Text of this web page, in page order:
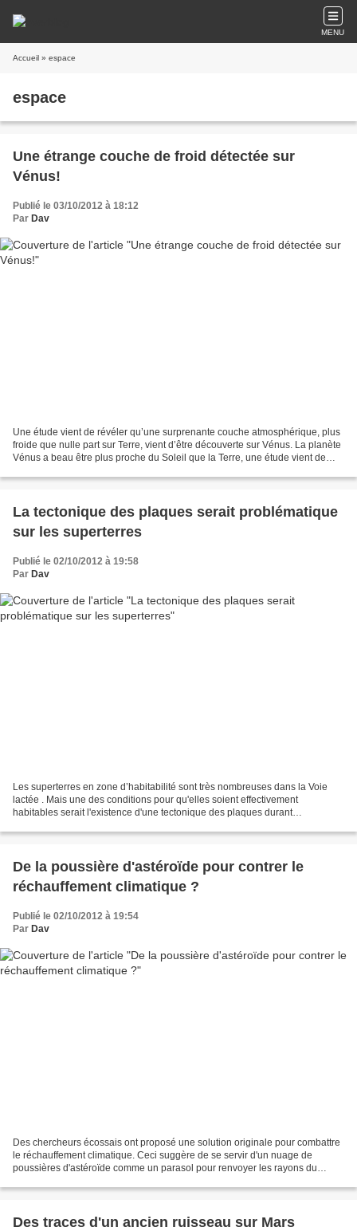
MENU
Accueil » espace
espace
Une étrange couche de froid détectée sur
Vénus!
Publié le 03/10/2012 à 18:12
Par Dav
Une étude vient de révéler qu’une surprenante couche atmosphérique, plus
froide que nulle part sur Terre, vient d’être découverte sur Vénus. La planète
Vénus a beau être plus proche du Soleil que la Terre, une étude vient de
La tectonique des plaques serait problématique
sur les superterres
Publié le 02/10/2012 à 19:58
Par Dav
Les superterres en zone d’habitabilité sont très nombreuses dans la Voie
lactée . Mais une des conditions pour qu'elles soient effectivement
habitables serait l'existence d'une tectonique des plaques durant
De la poussière d'astéroïde pour contrer le
réchauffement climatique ?
Publié le 02/10/2012 à 19:54
Par Dav
Des chercheurs écossais ont proposé une solution originale pour combattre
le réchauffement climatique. Ceci suggère de se servir d'un nuage de
poussières d'astéroïde comme un parasol pour renvoyer les rayons du
Des traces d'un ancien ruisseau sur Mars